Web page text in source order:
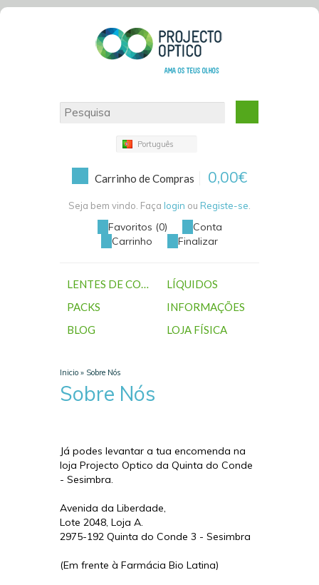
Português
Carrinho de Compras 0,00€
Seja bem vindo. Faça login ou Registe-se
Favoritos (0)
Conta
Carrinho
Finalizar
LENTES DE CONTACTO
LÍQUIDOS
PACKS
INFORMAÇÕES
BLOG
LOJA FÍSICA
Inicio » Sobre Nós
Sobre Nós
Já podes levantar a tua encomenda na
loja Projecto Optico da Quinta do Conde
- Sesimbra.
Avenida da Liberdade,
Lote 2048, Loja A.
2975-192 Quinta do Conde 3 - Sesimbra
(Em frente à Farmácia Bio Latina)